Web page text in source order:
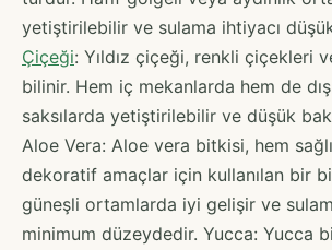
yetiştirilebilir ve sulama ihtiyacı
Çiçeği: Yıldız çiçeği, renkli çiçekleri
bilinir. Hem iç mekanlarda hem de
saksılarda yetiştirilebilir ve düşük
Aloe Vera: Aloe vera bitkisi, hem
dekoratif amaçlar için kullanılan bir
güneşli ortamlarda iyi gelişir ve
minimum düzeydedir. Yucca: Yucca